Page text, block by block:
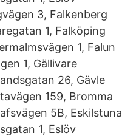
3, Falkenberg
1, Falköping
1, Falun
1, Gällivare
26, Gävle
159, Bromma
5B, Eskilstuna
1, Eslöv